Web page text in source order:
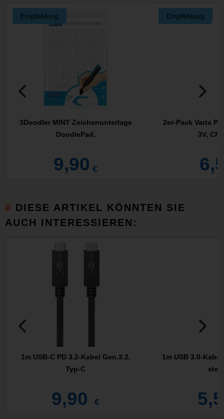
Empfehlung
3Doodler MINT Zeichenunterlage
DoodlePad,
9,90 €
Empfehlung
2er-Pack Varta
3V,
DIESE ARTIKEL KÖNNTEN SIE
AUCH INTERESSIEREN:
1m USB-C PD 3.2-Kabel Gen.3.2,
Typ-C
9,90 €
1m USB 3.0-